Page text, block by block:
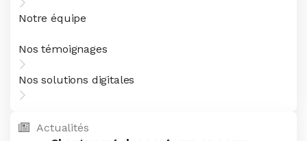
Notre équipe
Nos témoignages
Nos solutions digitales
Actualités